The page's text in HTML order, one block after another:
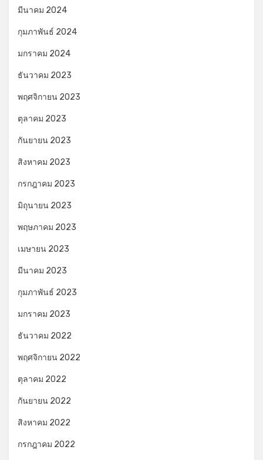
มีนาคม 2024
กุมภาพันธ์ 2024
มกราคม 2024
ธันวาคม 2023
พฤศจิกายน 2023
ตุลาคม 2023
กันยายน 2023
สิงหาคม 2023
กรกฎาคม 2023
มิถุนายน 2023
พฤษภาคม 2023
เมษายน 2023
มีนาคม 2023
กุมภาพันธ์ 2023
มกราคม 2023
ธันวาคม 2022
พฤศจิกายน 2022
ตุลาคม 2022
กันยายน 2022
สิงหาคม 2022
กรกฎาคม 2022